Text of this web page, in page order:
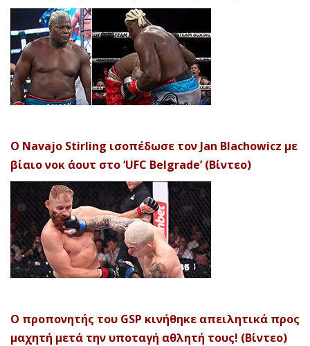
Ο Navajo Stirling ισοπέδωσε τον Jan Blachowicz με
βίαιο νοκ άουτ στο ‘UFC Belgrade’ (Βίντεο)
Ο προπονητής του GSP κινήθηκε απειλητικά προς
μαχητή μετά την υποταγή αθλητή τους! (Βίντεο)